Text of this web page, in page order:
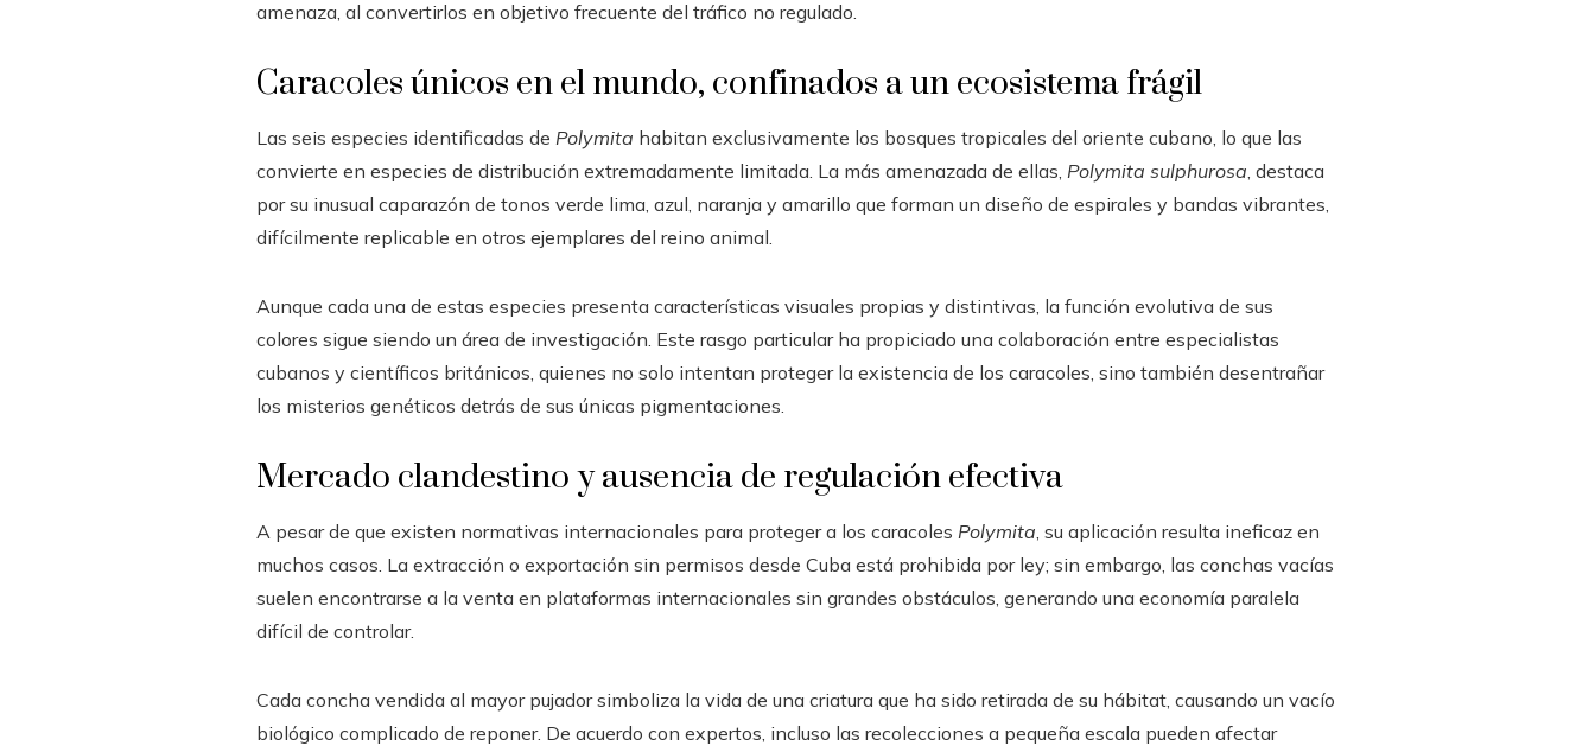
amenaza, al convertirlos en objetivo frecuente del tráfico no regulado.
Caracoles únicos en el mundo, confinados a un ecosistema frágil
Las seis especies identificadas de Polymita habitan exclusivamente los bosques tropicales del oriente cubano, lo que las
convierte en especies de distribución extremadamente limitada. La más amenazada de ellas, Polymita sulphurosa, destaca
por su inusual caparazón de tonos verde lima, azul, naranja y amarillo que forman un diseño de espirales y bandas vibrantes,
difícilmente replicable en otros ejemplares del reino animal.
Aunque cada una de estas especies presenta características visuales propias y distintivas, la función evolutiva de sus
colores sigue siendo un área de investigación. Este rasgo particular ha propiciado una colaboración entre especialistas
cubanos y científicos británicos, quienes no solo intentan proteger la existencia de los caracoles, sino también desentrañar
los misterios genéticos detrás de sus únicas pigmentaciones.
Mercado clandestino y ausencia de regulación efectiva
A pesar de que existen normativas internacionales para proteger a los caracoles Polymita, su aplicación resulta ineficaz en
muchos casos. La extracción o exportación sin permisos desde Cuba está prohibida por ley; sin embargo, las conchas vacías
suelen encontrarse a la venta en plataformas internacionales sin grandes obstáculos, generando una economía paralela
difícil de controlar.
Cada concha vendida al mayor pujador simboliza la vida de una criatura que ha sido retirada de su hábitat, causando un vacío
biológico complicado de reponer. De acuerdo con expertos, incluso las recolecciones a pequeña escala pueden afectar